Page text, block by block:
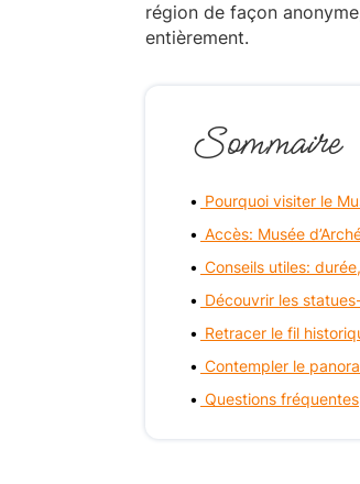
région de façon
entièrement.
Sommaire
Pourquoi visiter le
Accès: Musée
Conseils utiles:
Découvrir les
Retracer le fil
Contempler le
Questions fréquentes